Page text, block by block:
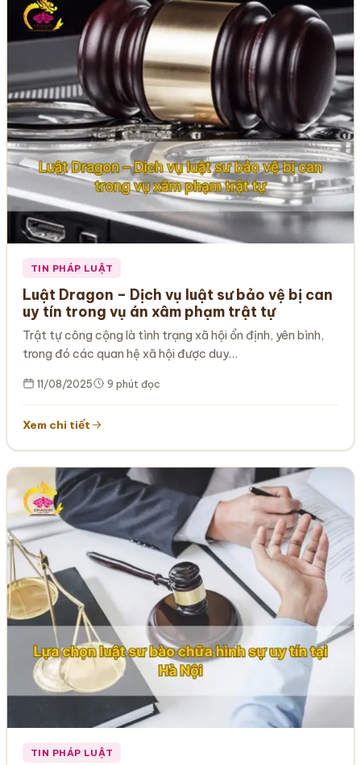
TIN PHÁP LUẬT
Luật Dragon – Dịch vụ luật sư bảo vệ bị can
uy tín trong vụ án xâm phạm trật tự
Trật tự công cộng là tình trạng xã hội ổn định, yên bình,
trong đó các quan hệ xã hội được duy…
11/08/2025 9 phút đọc
Xem chi tiết
TIN PHÁP LUẬT